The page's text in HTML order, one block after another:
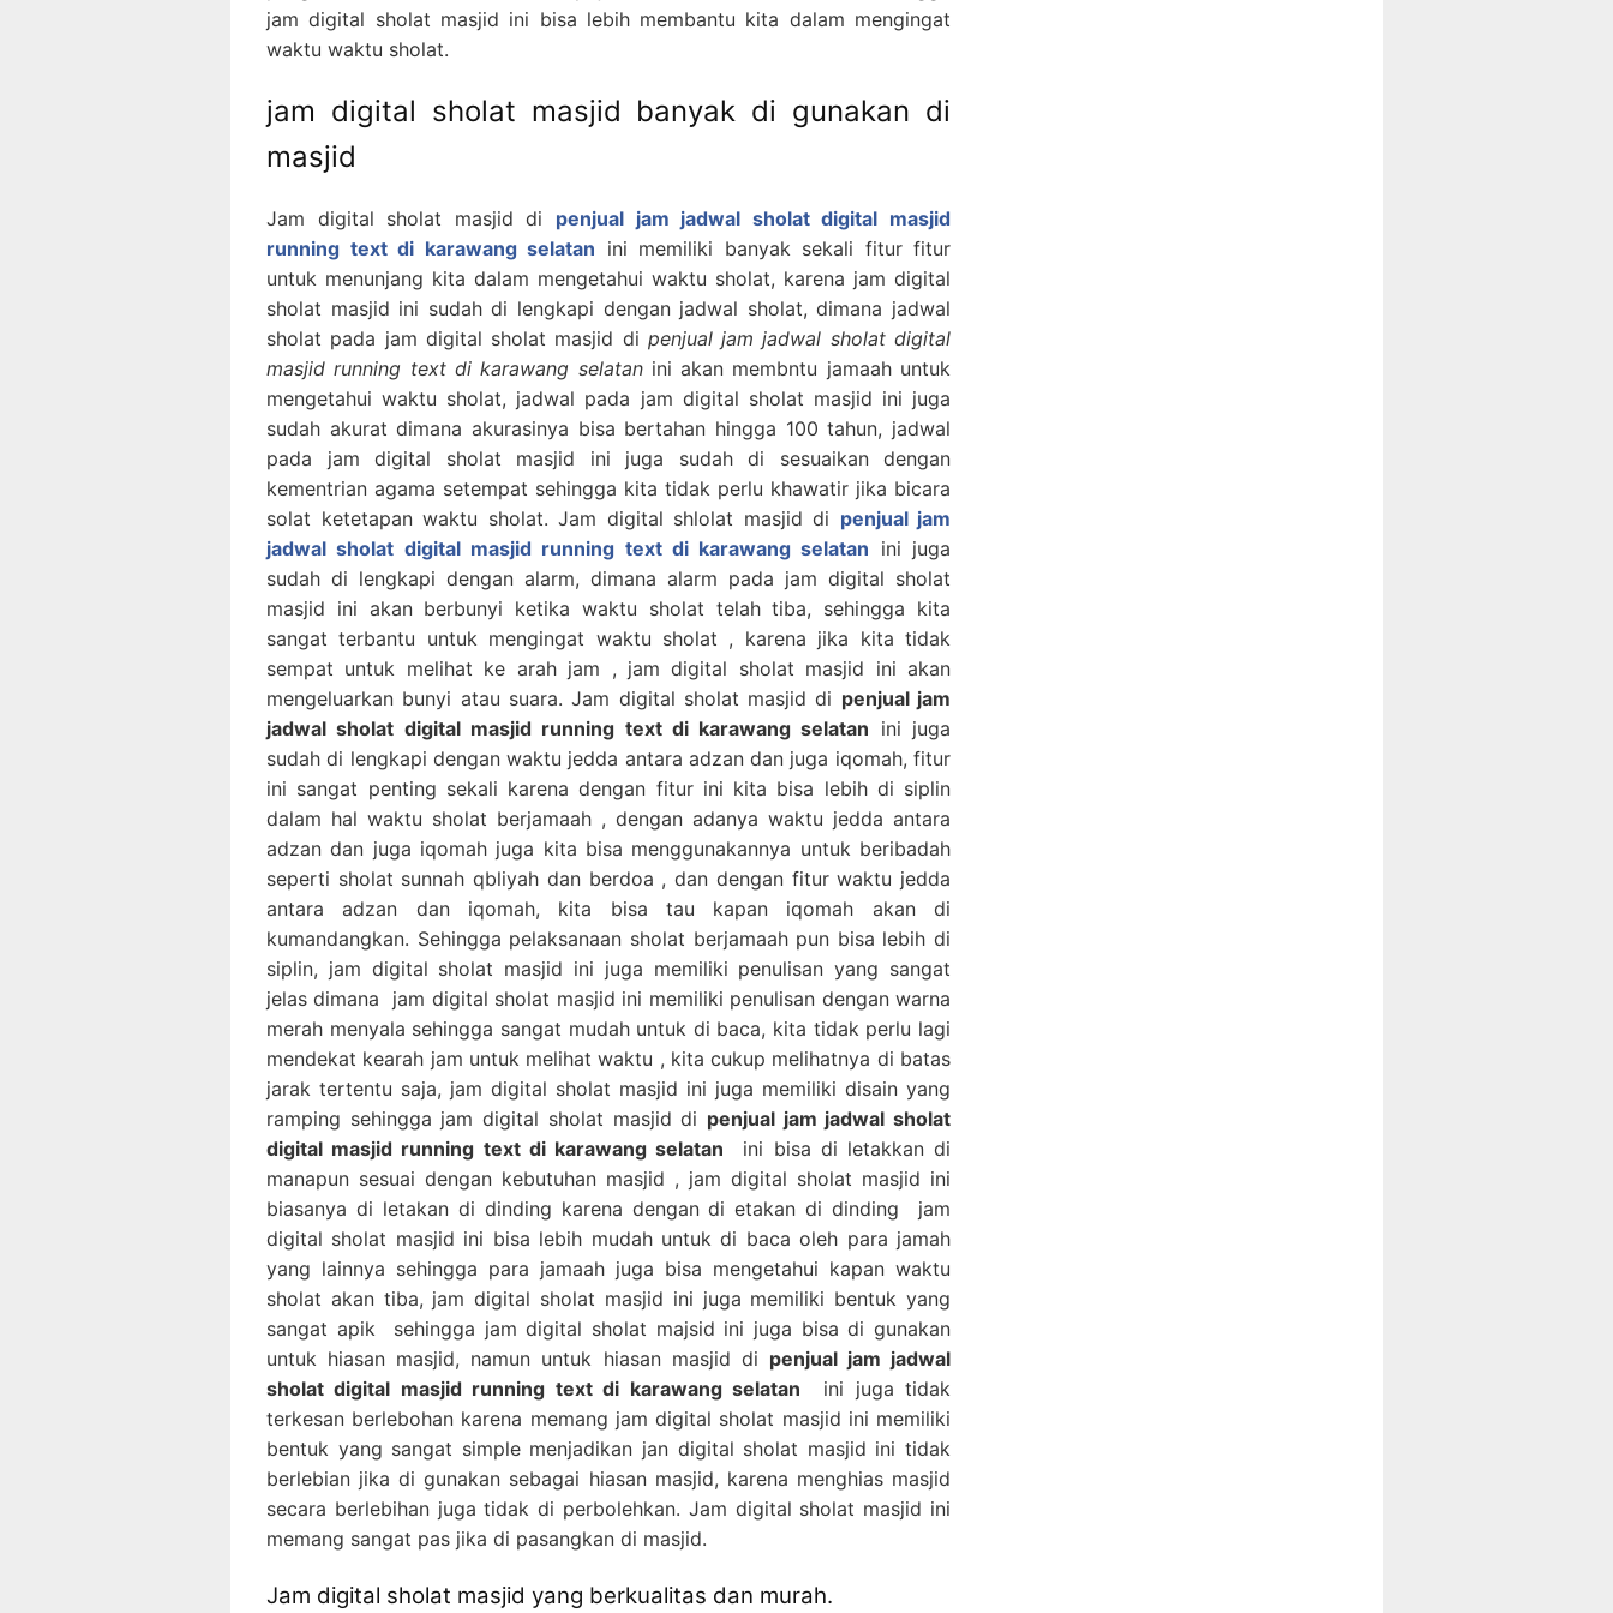
jam digital sholat masjid ini bisa lebih membantu kita dalam mengingat
waktu waktu sholat.
jam digital sholat masjid banyak di gunakan di
masjid
Jam digital sholat masjid di penjual jam jadwal sholat digital masjid
running text di karawang selatan ini memiliki banyak sekali fitur fitur
untuk menunjang kita dalam mengetahui waktu sholat, karena jam digital
sholat masjid ini sudah di lengkapi dengan jadwal sholat, dimana jadwal
sholat pada jam digital sholat masjid di penjual jam jadwal sholat digital
masjid running text di karawang selatanini akan membntu jamaah untuk
mengetahui waktu sholat, jadwal pada jam digital sholat masjid ini juga
sudah akurat dimana akurasinya bisa bertahan hingga 100 tahun, jadwal
pada jam digital sholat masjid ini juga sudah di sesuaikan dengan
kementrian agama setempat sehingga kita tidak perlu khawatir jika bicara
solat ketetapan waktu sholat. Jam digital shlolat masjid di penjual jam
jadwal sholat digital masjid running text di karawang selatan ini juga
sudah di lengkapi dengan alarm, dimana alarm pada jam digital sholat
masjid ini akan berbunyi ketika waktu sholat telah tiba, sehingga kita
sangat terbantu untuk mengingat waktu sholat , karena jika kita tidak
sempat untuk melihat ke arah jam , jam digital sholat masjid ini akan
mengeluarkan bunyi atau suara. Jam digital sholat masjid di penjual jam
jadwal sholat digital masjid running text di karawang selatan ini juga
sudah di lengkapi dengan waktu jedda antara adzan dan juga iqomah, fitur
ini sangat penting sekali karena dengan fitur ini kita bisa lebih di siplin
dalam hal waktu sholat berjamaah , dengan adanya waktu jedda antara
adzan dan juga iqomah juga kita bisa menggunakannya untuk beribadah
seperti sholat sunnah qbliyah dan berdoa , dan dengan fitur waktu jedda
antara adzan dan iqomah, kita bisa tau kapan iqomah akan di
kumandangkan. Sehingga pelaksanaan sholat berjamaah pun bisa lebih di
siplin, jam digital sholat masjid ini juga memiliki penulisan yang sangat
jelas dimana jam digital sholat masjid ini memiliki penulisan dengan warna
merah menyala sehingga sangat mudah untuk di baca, kita tidak perlu lagi
mendekat kearah jam untuk melihat waktu , kita cukup melihatnya di batas
jarak tertentu saja, jam digital sholat masjid ini juga memiliki disain yang
ramping sehingga jam digital sholat masjid di penjual jam jadwal sholat
digital masjid running text di karawang selatan ini bisa di letakkan di
manapun sesuai dengan kebutuhan masjid , jam digital sholat masjid ini
biasanya di letakan di dinding karena dengan di etakan di dinding jam
digital sholat masjid ini bisa lebih mudah untuk di baca oleh para jamah
yang lainnya sehingga para jamaah juga bisa mengetahui kapan waktu
sholat akan tiba, jam digital sholat masjid ini juga memiliki bentuk yang
sangat apik sehingga jam digital sholat majsid ini juga bisa di gunakan
untuk hiasan masjid, namun untuk hiasan masjid di penjual jam jadwal
sholat digital masjid running text di karawang selatan ini juga tidak
terkesan berlebohan karena memang jam digital sholat masjid ini memiliki
bentuk yang sangat simple menjadikan jan digital sholat masjid ini tidak
berlebian jika di gunakan sebagai hiasan masjid, karena menghias masjid
secara berlebihan juga tidak di perbolehkan. Jam digital sholat masjid ini
memang sangat pas jika di pasangkan di masjid.
Jam digital sholat masjid yang berkualitas dan murah.